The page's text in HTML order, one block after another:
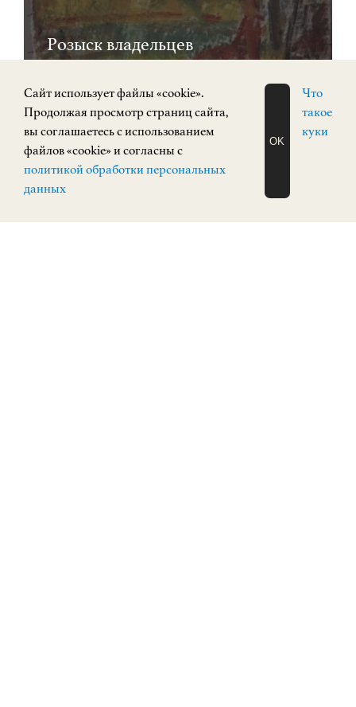
Розыск владельцев
произведений
ЗАПИСАТЬСЯ
НА ЭКСКУРСИЮ
Cайт использует файлы «cookie».
Продолжая просмотр страниц сайта,
вы соглашаетесь с использованием
файлов «cookie» и согласны с
политикой обработки персональных
данных
OK
Что
такое
куки